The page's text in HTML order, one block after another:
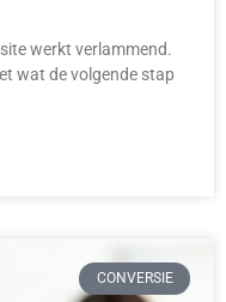
werkt verlammend.
wat de volgende stap
CONVERSIE